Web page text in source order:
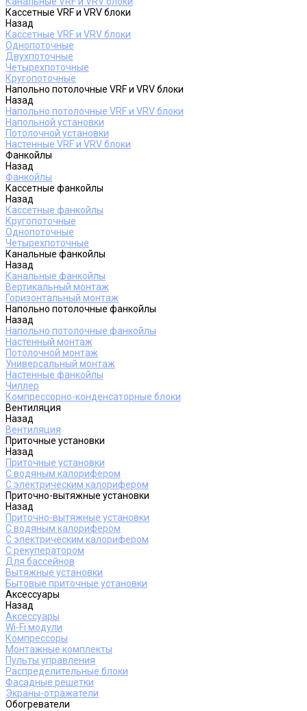
Кассетные VRF и VRV блоки
Назад
Кассетные VRF и VRV блоки
Однопоточные
Двухпоточные
Четырехпоточные
Кругопоточные
Напольно потолочные VRF и VRV блоки
Назад
Напольно потолочные VRF и VRV блоки
Напольной установки
Потолочной установки
Настенные VRF и VRV блоки
Фанкойлы
Назад
Фанкойлы
Кассетные фанкойлы
Назад
Кассетные фанкойлы
Кругопоточные
Однопоточные
Четырехпоточные
Канальные фанкойлы
Назад
Канальные фанкойлы
Вертикальный монтаж
Горизонтальный монтаж
Напольно потолочные фанкойлы
Назад
Напольно потолочные фанкойлы
Настенный монтаж
Потолочной монтаж
Универсальный монтаж
Настенные фанкойлы
Чиллер
Компрессорно-конденсаторные блоки
Вентиляция
Назад
Вентиляция
Приточные установки
Назад
Приточные установки
С водяным калорифером
С электрическим калорифером
Приточно-вытяжные установки
Назад
Приточно-вытяжные установки
С водяным калорифером
С электрическим калорифером
С рекуператором
Для бассейнов
Вытяжные установки
Бытовые приточные установки
Аксессуары
Назад
Аксессуары
Wi-Fi модули
Компрессоры
Монтажные комплекты
Пульты управления
Распределительные блоки
Фасадные решетки
Экраны-отражатели
Обогреватели